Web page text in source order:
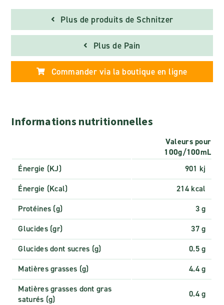
Plus de produits de Schnitzer
Plus de Pain
Commander via la boutique en ligne
Informations nutritionnelles
Valeurs pour
100g/100mL
Énergie (KJ)
901 kj
Énergie (Kcal)
214 kcal
Protéines (g)
3 g
Glucides (gr)
37 g
Glucides dont sucres (g)
0.5 g
Matières grasses (g)
4.4 g
Matières grasses dont gras
saturés (g)
0.4 g